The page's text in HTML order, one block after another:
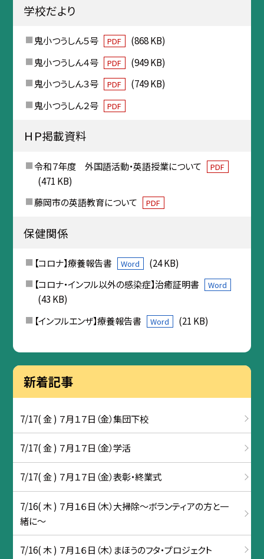
学校だより
鬼小つうしん５号 PDF
(868 KB)
鬼小つうしん４号
PDF
(949 KB)
鬼小つうしん３号
PDF
(749 KB)
鬼小つうしん２号
PDF
ＨＰ掲載資料
令和７年度 外国語活動・英語授業について PDF
(471 KB)
藤岡市の英語教育について
PDF
保健関係
【コロナ】療養報告書 Word
(24 KB)
【コロナ・インフル以外の感染症】治癒証明書
Word
(43 KB)
【インフルエンザ】療養報告書
Word (21 KB)
新着記事
7/17( 金 ) ７月１７日（金）集団下校
7/17( 金 ) ７月１７日（金）学活
7/17( 金 ) ７月１７日（金）表彰・終業式
7/16( 木 ) ７月１６日（木）大掃除～ボランティアの方と一
緒に～
7/16( 木 ) ７月１６日（木）まほうのフタ・プロジェクト